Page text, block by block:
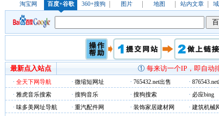
淘宝网 百度+谷歌 360+搜狗 图片 地图 站内文章
① 每来访一个IP，即自动
最新点入站点
· 全天下网导航 · 微缩短网址 · 765432.net出售 ·
· 雅虎音乐搜索 · 搜狗音乐 · 搜狗搜索 · 必应bing
· 味多美网址导航 · 重汽配件网 · 装饰家居建材网 · 建筑机械